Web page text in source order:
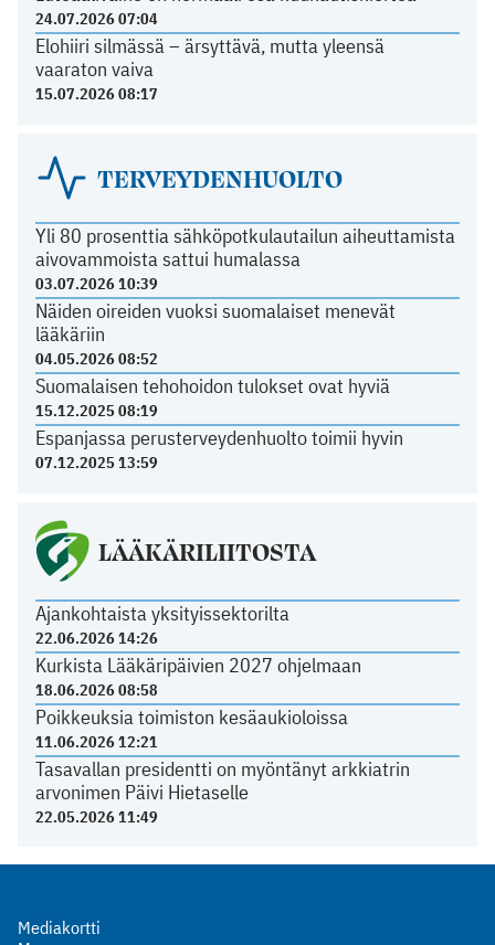
24.07.2026 07:04
Elohiiri silmässä – ärsyttävä, mutta yleensä
vaaraton vaiva
15.07.2026 08:17
TERVEYDENHUOLTO
Yli 80 prosenttia sähköpotkulautailun aiheuttamista
aivovammoista sattui humalassa
03.07.2026 10:39
Näiden oireiden vuoksi suomalaiset menevät
lääkäriin
04.05.2026 08:52
Suomalaisen tehohoidon tulokset ovat hyviä
15.12.2025 08:19
Espanjassa perusterveydenhuolto toimii hyvin
07.12.2025 13:59
LÄÄKÄRILIITOSTA
Ajankohtaista yksityissektorilta
22.06.2026 14:26
Kurkista Lääkäripäivien 2027 ohjelmaan
18.06.2026 08:58
Poikkeuksia toimiston kesäaukioloissa
11.06.2026 12:21
Tasavallan presidentti on myöntänyt arkkiatrin
arvonimen Päivi Hietaselle
22.05.2026 11:49
Mediakortti